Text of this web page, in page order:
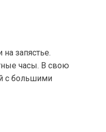
запястье.
часы. В свою
с большими